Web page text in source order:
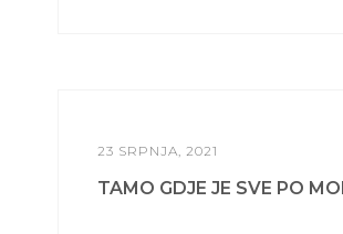
23 SRPNJA, 2021
TAMO GDJE JE SVE PO